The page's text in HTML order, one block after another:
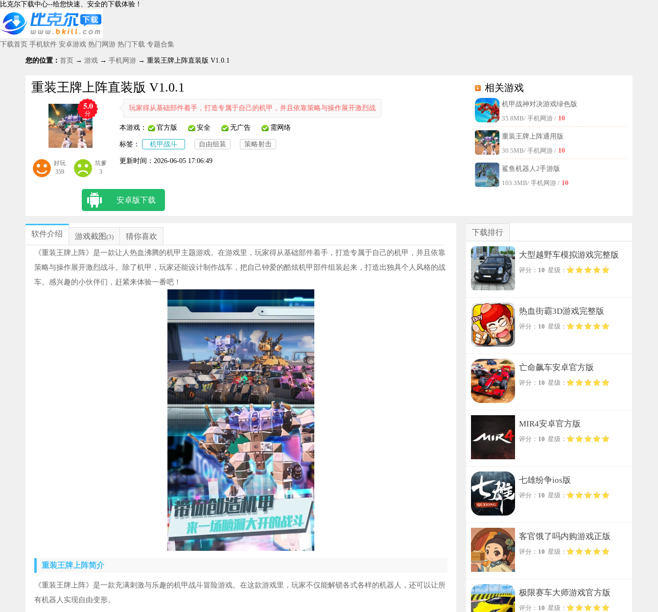
比克尔下载中心--给您快速、安全的下载体验！
下载首页 手机软件 安卓游戏 热门网游 热门下载 专题合集
您的位置： 首页 → 游戏 → 手机网游 → 重装王牌上阵直装版 V1.0.1
重装王牌上阵直装版 V1.0.1
5.0
分
好玩
359
坑爹
3
机甲主题游戏。在游戏里，玩家得从基础部件着手，打造专属于自己的机甲，并且依靠策略与操作展开激烈战斗。除了机甲，玩家还能设计制作战车，把自己钟爱的酷炫机甲部件组装起来，打造出独具个人风格的战
本游戏： 官方版 安全 无广告 需网络
标签： 机甲战斗 自由组装 策略射击
更新时间： 2026-06-05 17:06:49
安卓版下载
相关游戏
机甲战神对决游戏绿色版
35.8MB/ 手机网游 / 10
重装王牌上阵通用版
30.5MB/ 手机网游 / 10
鲨鱼机器人2手游版
103.3MB/ 手机网游 / 10
软件介绍 游戏截图 (3) 猜你喜欢
《重装王牌上阵》是一款让人热血沸腾的机甲主题游戏。在游戏里，玩家得从基础部件着手，打造专属于自己的机甲，并且依靠
策略与操作展开激烈战斗。除了机甲，玩家还能设计制作战车，把自己钟爱的酷炫机甲部件组装起来，打造出独具个人风格的战
车。感兴趣的小伙伴们，赶紧来体验一番吧！
重装王牌上阵简介
《重装王牌上阵》是一款充满刺激与乐趣的机甲战斗冒险游戏。在这款游戏里，玩家不仅能解锁各式各样的机器人，还可以让所
有机器人实现自由变形。
下载排行
大型越野车模拟游戏完整版
评分： 10 星级：
热血街霸3D游戏完整版
评分： 10 星级：
亡命飙车安卓官方版
评分： 10 星级：
MIR4安卓官方版
评分： 10 星级：
七雄纷争ios版
评分： 10 星级：
客官饿了吗内购游戏正版
评分： 10 星级：
极限赛车大师游戏官方版
评分： 10 星级：